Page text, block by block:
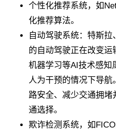
个性化推荐系统，如
化推荐算法。
自动驾驶系统：特斯拉
的自动驾驶正在改变运
机器学习等AI技术感知
人为干预的情况下导
路安全、减少交通拥
通选择。
欺诈检测系统，如